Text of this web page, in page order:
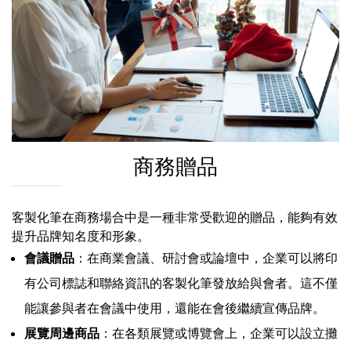
商務贈品
客製化筆在商務場合中是一種非常受歡迎的贈品，能夠有效
提升品牌知名度和形象。
會議贈品 ：在商業會議、研討會或論壇中，企業可以將印
有公司標誌和聯絡資訊的客製化筆發放給與會者。這不僅
能讓參與者在會議中使用，還能在會後繼續宣傳品牌。
展覽周邊商品 ：在各類展覽或博覽會上，企業可以設立攤